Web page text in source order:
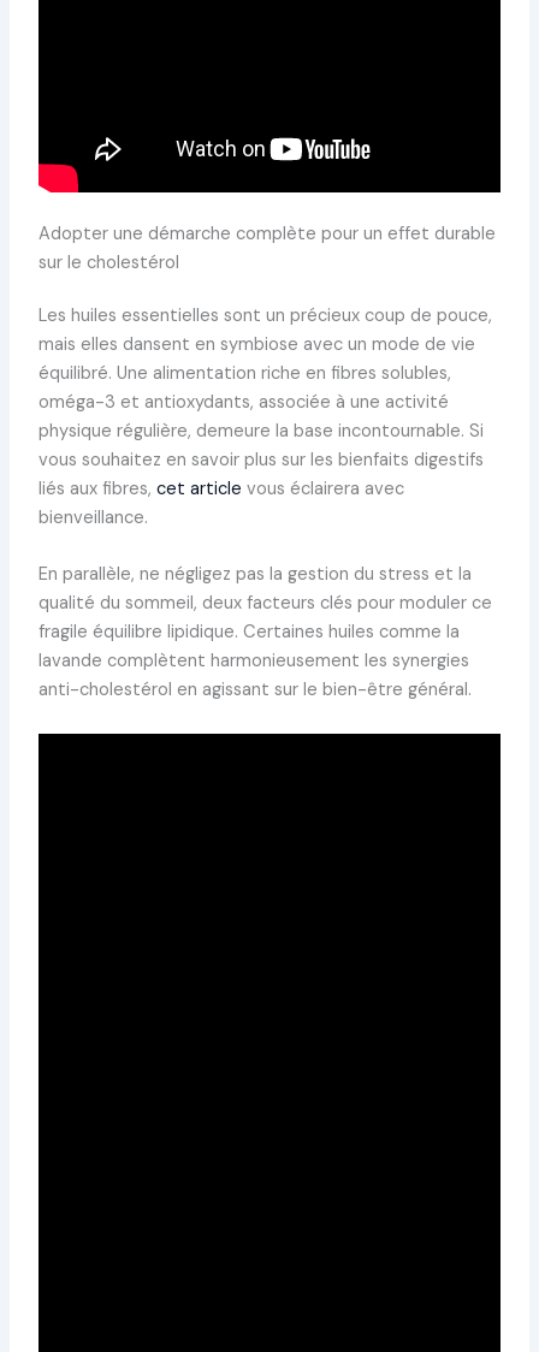
Adopter une démarche complète pour un effet durable
sur le cholestérol
Les huiles essentielles sont un précieux coup de pouce,
mais elles dansent en symbiose avec un mode de vie
équilibré. Une alimentation riche en fibres solubles,
oméga-3 et antioxydants, associée à une activité
physique régulière, demeure la base incontournable. Si
vous souhaitez en savoir plus sur les bienfaits digestifs
liés aux fibres, cet article vous éclairera avec
bienveillance.
En parallèle, ne négligez pas la gestion du stress et la
qualité du sommeil, deux facteurs clés pour moduler ce
fragile équilibre lipidique. Certaines huiles comme la
lavande complètent harmonieusement les synergies
anti-cholestérol en agissant sur le bien-être général.